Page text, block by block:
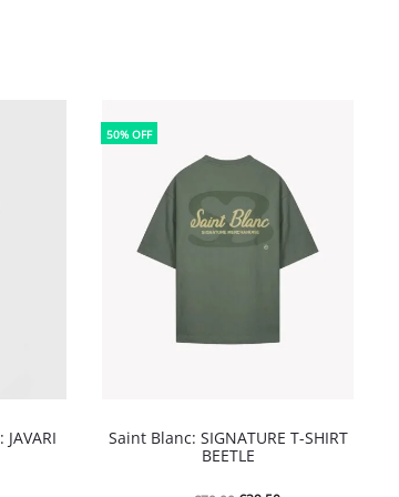
JAVARI
50% OFF
Saint Blanc: SIGNATURE T-SHIRT
BEETLE